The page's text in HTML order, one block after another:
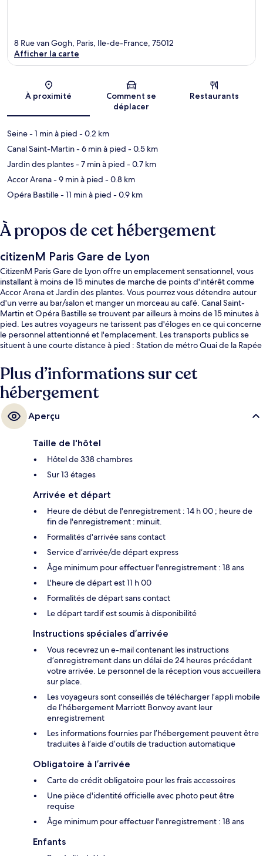
Carte
8 Rue van Gogh, Paris, Ile-de-France, 75012
Afficher la carte
À proximité
Comment se
déplacer
Restaurants
Seine- 1 min à pied - 0.2 km
Canal Saint-Martin- 6 min à pied - 0.5 km
Jardin des plantes- 7 min à pied - 0.7 km
Accor Arena- 9 min à pied - 0.8 km
Opéra Bastille- 11 min à pied - 0.9 km
À propos de cet hébergement
citizenM Paris Gare de Lyon
CitizenM Paris Gare de Lyon offre un emplacement sensationnel, vous
installant à moins de 15 minutes de marche de points d'intérêt comme
Accor Arena et Jardin des plantes. Vous pourrez vous détendre autour
d'un verre au bar/salon et manger un morceau au café. Canal Saint-
Martin et Opéra Bastille se trouvent par ailleurs à moins de 15 minutes à
pied. Les autres voyageurs ne tarissent pas d'éloges en ce qui concerne
le personnel attentionné et l'emplacement. Les transports publics se
situent à une courte distance à pied : Station de métro Quai de la Rapée
Plus d’informations sur cet
hébergement
Aperçu
Taille de l'hôtel
Hôtel de 338 chambres
Sur 13 étages
Arrivée et départ
Heure de début de l'enregistrement : 14 h 00 ; heure de
fin de l'enregistrement : minuit.
Formalités d'arrivée sans contact
Service d’arrivée/de départ express
Âge minimum pour effectuer l'enregistrement : 18 ans
L'heure de départ est 11 h 00
Formalités de départ sans contact
Le départ tardif est soumis à disponibilité
Instructions spéciales d’arrivée
Vous recevrez un e-mail contenant les instructions
d’enregistrement dans un délai de 24 heures précédant
votre arrivée. Le personnel de la réception vous accueillera
sur place.
Les voyageurs sont conseillés de télécharger l’appli mobile
de l’hébergement Marriott Bonvoy avant leur
enregistrement
Les informations fournies par l’hébergement peuvent être
traduites à l’aide d’outils de traduction automatique
Obligatoire à l’arrivée
Carte de crédit obligatoire pour les frais accessoires
Une pièce d'identité officielle avec photo peut être
requise
Âge minimum pour effectuer l'enregistrement : 18 ans
Enfants